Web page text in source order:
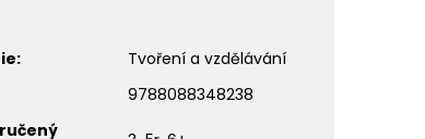
:
Tvoření a vzdělávání
9788088348238